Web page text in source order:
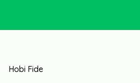
Hobi Fide